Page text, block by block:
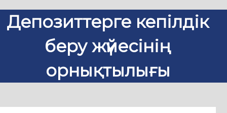
Депозиттерге кепілдік
беру жүйесінің
орнықтылығы